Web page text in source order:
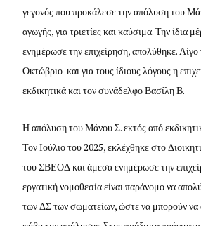
γεγονός που προκάλεσε την απόλυση του
αγωγής, για τριετίες και καύσιμα. Την ίδια
ενημέρωσε την επιχείρηση, απολύθηκε. Λίγο
Οκτώβριο και για τους ίδιους λόγους η
εκδικητικά και τον συνάδελφο Βασίλη Β.
Η απόλυση του Μάνου Σ. εκτός από
Τον Ιούλιο του 2025, εκλέχθηκε στο
του ΣΒΕΟΔ και άμεσα ενημέρωσε την
εργατική νομοθεσία είναι παράνομο να
των ΔΣ των σωματείων, ώστε να μπορούν να